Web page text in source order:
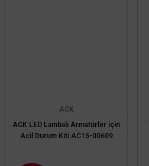
ACK
ACK LED Lambalı Armatürler için
Acil Durum Kiti AC15-00609